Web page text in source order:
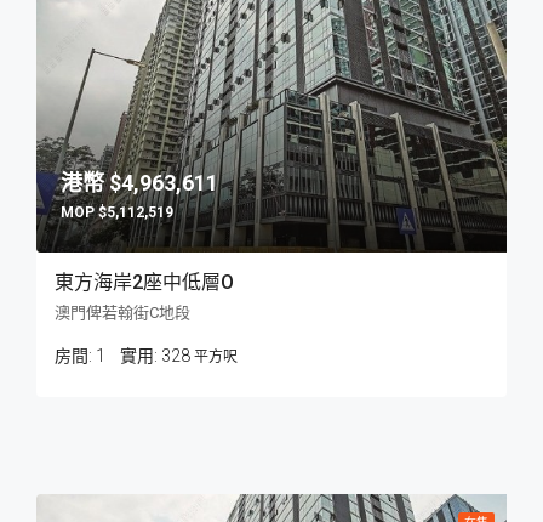
$4,963,611
$5,112,519
東方海岸2座中低層O
澳門俾若翰街C地段
房間: 1 328 平方呎